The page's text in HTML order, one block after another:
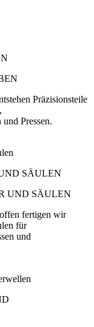
Präzisionsteile
Pressen.
SÄULEN
fertigen wir
für
und